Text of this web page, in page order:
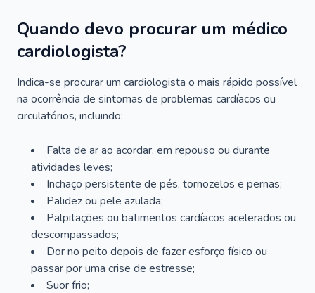
Quando devo procurar um médico
cardiologista?
Indica-se procurar um cardiologista o mais rápido possível
na ocorrência de sintomas de problemas cardíacos ou
circulatórios, incluindo:
Falta de ar ao acordar, em repouso ou durante
atividades leves;
Inchaço persistente de pés, tornozelos e pernas;
Palidez ou pele azulada;
Palpitações ou batimentos cardíacos acelerados ou
descompassados;
Dor no peito depois de fazer esforço físico ou
passar por uma crise de estresse;
Suor frio;